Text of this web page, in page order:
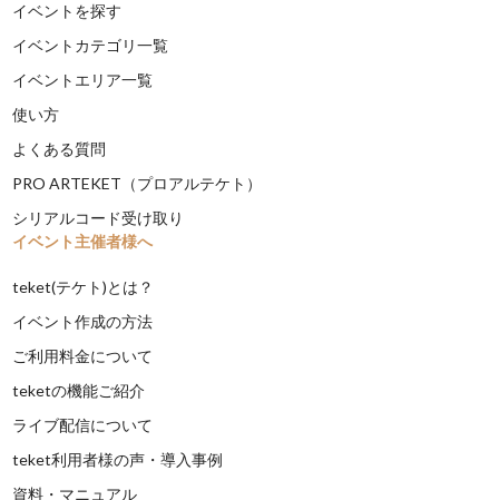
イベントを探す
イベントカテゴリ一覧
イベントエリア一覧
使い方
よくある質問
PRO ARTEKET（プロアルテケト）
シリアルコード受け取り
イベント主催者様へ
teket(テケト)とは？
イベント作成の方法
ご利用料金について
teketの機能ご紹介
ライブ配信について
teket利用者様の声・導入事例
資料・マニュアル